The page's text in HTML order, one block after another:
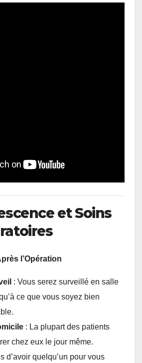
et Soins
l’Opération
: Vous serez surveillé en salle
ce que vous soyez bien
: La plupart des patients
chez eux le jour même.
d’avoir quelqu’un pour vous